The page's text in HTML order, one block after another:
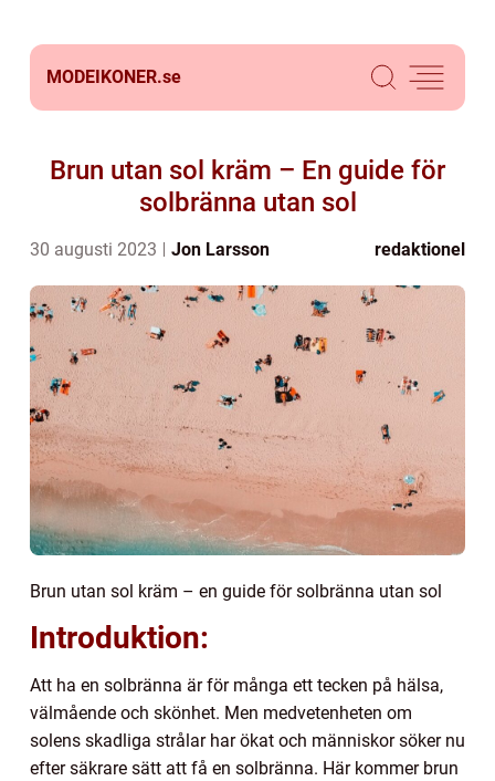
MODEIKONER.se
Brun utan sol kräm – En guide för
solbränna utan sol
30 augusti 2023 Jon Larsson redaktionel
Brun utan sol kräm – en guide för solbränna utan sol
Introduktion:
Att ha en solbränna är för många ett tecken på hälsa,
välmående och skönhet. Men medvetenheten om
solens skadliga strålar har ökat och människor söker nu
efter säkrare sätt att få en solbränna. Här kommer brun